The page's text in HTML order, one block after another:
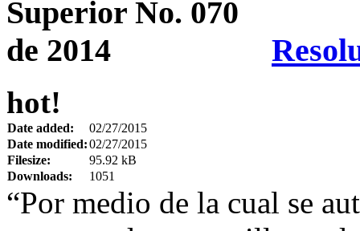
hot!
Date added:
02/27/2015
Date modified:02/27/2015
Filesize:
95.92 kB
Downloads:
1051
“Por medio de la cual se